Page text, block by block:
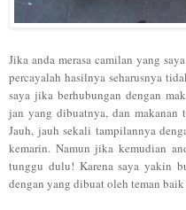
Jika anda merasa camilan yang
percayalah hasilnya seharusnya
saya jika berhubungan dengan
jan yang dibuatnya, dan makanan
Jauh, jauh sekali tampilannya
kemarin. Namun jika kemudian
tunggu dulu! Karena saya yakin
dengan yang dibuat oleh teman